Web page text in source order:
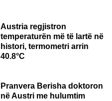
Austria regjistron
temperaturën më të lartë në
histori, termometri arrin
40.8°C
Pranvera Berisha doktoron
në Austri me hulumtim